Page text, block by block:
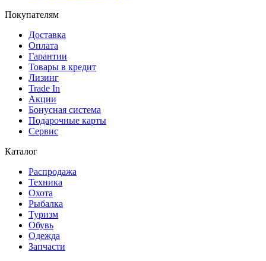
Покупателям
Доставка
Оплата
Гарантии
Товары в кредит
Лизинг
Trade In
Акции
Бонусная система
Подарочные карты
Сервис
Каталог
Распродажа
Техника
Охота
Рыбалка
Туризм
Обувь
Одежда
Запчасти